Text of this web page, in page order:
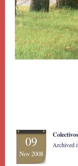
09
Nov 2008
Archived